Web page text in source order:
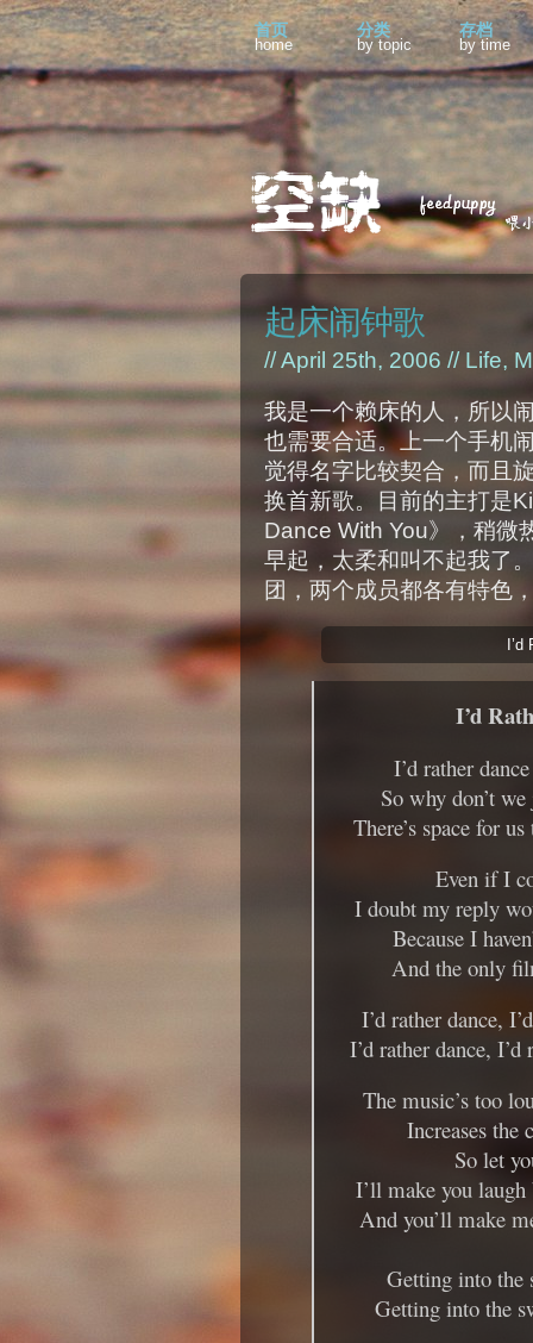
首页
home
分类
by topic
存档
by time
起床闹钟歌
// April 25th, 2006 // Life,
我是一个赖床的人，所以
也需要合适。上一个手机
觉得名字比较契合，而且
换首新歌。目前的主打是
Dance With You》，稍微
早起，太柔和叫不起我了
团，两个成员都各有特色
I’d
I’d rather
So why don’t
There’s space for
Even if I
I doubt my reply
Because I
And the only
I’d rather dance,
I’d rather dance,
The music’s too
Increases the
So let
I’ll make you
And you’ll make
Getting into the
Getting into the